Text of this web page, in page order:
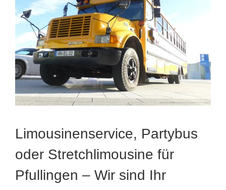
Limousinenservice, Partybus
oder Stretchlimousine für
Pfullingen – Wir sind Ihr